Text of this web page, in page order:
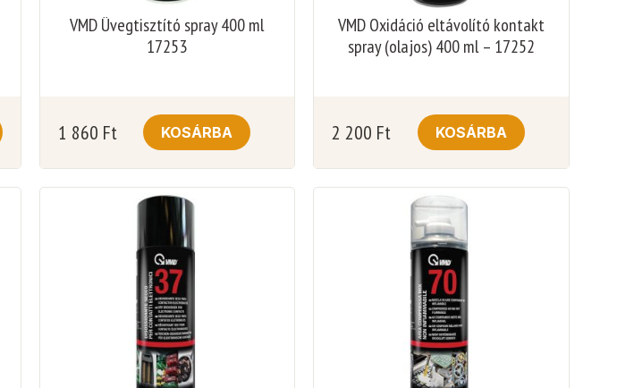
VMD Üvegtisztító spray 400 ml
17253
1 860 Ft KOSÁRBA
VMD Oxidáció eltávolító kontakt
spray (olajos) 400 ml – 17252
2 200 Ft KOSÁRBA